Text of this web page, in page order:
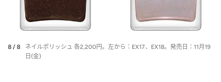
8 / 8
ネイルポリッシュ 各2,200円。左から：EX17、EX18。発売日：11月19
日(金)